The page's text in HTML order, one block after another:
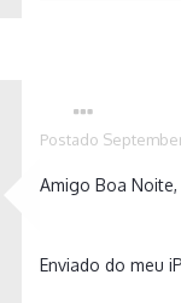
Postado
Amigo Boa
Enviado do meu